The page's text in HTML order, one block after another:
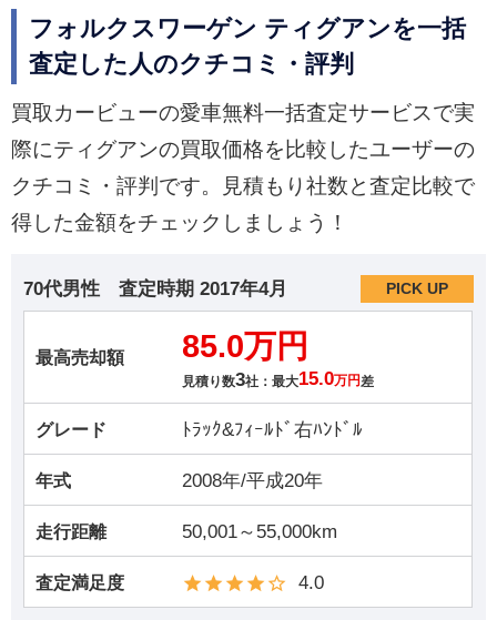
フォルクスワーゲン ティグアンを一括
査定した人のクチコミ・評判
買取カービューの愛車無料一括査定サービスで実
際にティグアンの買取価格を比較したユーザーの
クチコミ・評判です。見積もり社数と査定比較で
得した金額をチェックしましょう！
70代男性 査定時期 2017年4月 PICK UP
最高売却額 85.0万円
見積り数3社：最大15.0万円 差
グレード ﾄﾗｯｸ&ﾌｨｰﾙﾄﾞ右ﾊﾝﾄﾞﾙ
年式 2008年/平成20年
走行距離 50,001～55,000km
査定満足度 4.0